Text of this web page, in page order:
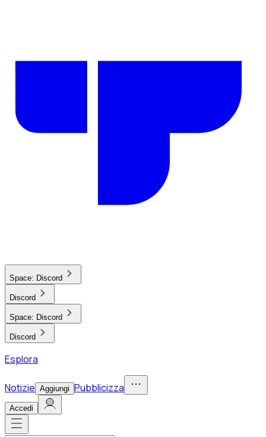
Space: Discord
Discord
Space: Discord
Discord
Esplora
Notizie Aggiungi Pubblicizza
Accedi